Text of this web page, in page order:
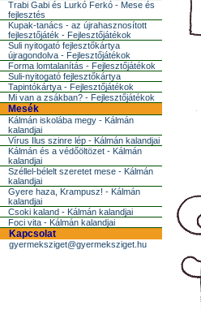
Trabi Gabi és Lurkó Ferkó - Mese és
fejlesztés
Kupak-tanács - az újrahasznosított
fejlesztőjáték - Fejlesztőjátékok
Suli nyitogató fejlesztőkártya
újragondolva - Fejlesztőjátékok
Forma lomtalanítás - Fejlesztőjátékok
Suli-nyitogató fejlesztőkártya
Tapintókártya - Fejlesztőjátékok
Mi van a zsákban? - Fejlesztőjátékok
Mesék
Kálmán iskolába megy - Kálmán
kalandjai
Vírus Ilus szinre lép - Kálmán kalandjai
Kálmán és a védőöltözet - Kálmán
kalandjai
Széllel-bélelt szeretet mese - Kálmán
kalandjai
Gyere haza, Krampusz! - Kálmán
kalandjai
Csoki kaland - Kálmán kalandjai
Foci vita - Kálmán kalandjai
Kapcsolat
gyermeksziget@gyermeksziget.hu